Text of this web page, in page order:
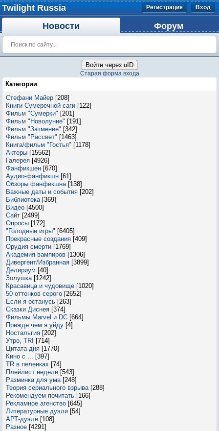
Twilight Russia Регистрация Вход
Новости Форум
Войти через uID
Старая форма входа
Категории
Стефани Майер [208]
Книги Сумеречной саги [122]
Фильм "Сумерки" [201]
Фильм "Новолуние" [191]
Фильм "Затмение" [342]
Фильм "Рассвет" [1463]
Книга/фильм "Гостья" [1178]
Актеры [15562]
Галерея [4926]
Фанфикшен [670]
Аудио-фанфикшн [61]
Обзоры фанфикшна [138]
Важные даты и события [202]
Библиотека [369]
Видео [4500]
Сайт [2499]
Опросы [172]
"Голодные игры" [6405]
Прекрасные создания [409]
Орудия смерти [1769]
Академия вампиров [1306]
Дивергент/Избранная [3899]
Делириум [40]
Золушка [1242]
Красавица и чудовище [1020]
50 оттенков серого [2652]
Если я останусь [263]
Сказки Диснея [374]
Фильмы Marvel и DC [664]
Прежде чем я уйду [4]
Ностальгия [202]
Утро, TR! [714]
Цитата дня [1770]
Кино с ... [397]
TR в пеленках [74]
Плейлист недели [543]
Разминка для ума [248]
Теория сериального взрыва [288]
Рекомендуем почитать [166]
Рекламное агенство [645]
Литературные дуэли [54]
АРТ-дуэли [108]
Разное [4291]